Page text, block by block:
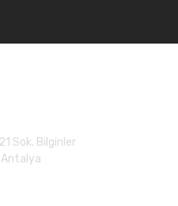
Sok. Bilginler
Antalya